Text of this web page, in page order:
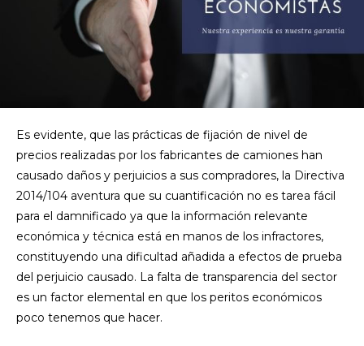
Es evidente, que las prácticas de fijación de nivel de
precios realizadas por los fabricantes de camiones han
causado daños y perjuicios a sus compradores, la Directiva
2014/104 aventura que su cuantificación no es tarea fácil
para el damnificado ya que la información relevante
económica y técnica está en manos de los infractores,
constituyendo una dificultad añadida a efectos de prueba
del perjuicio causado. La falta de transparencia del sector
es un factor elemental en que los peritos económicos
poco tenemos que hacer.